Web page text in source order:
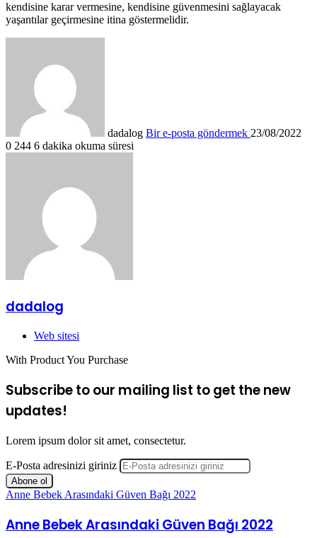
kendisine karar vermesine, kendisine güvenmesini sağlayacak
yaşantılar geçirmesine itina göstermelidir.
dadalog Bir e-posta göndermek 23/08/2022
0 244 6 dakika okuma süresi
dadalog
Web sitesi
With Product You Purchase
Subscribe to our mailing list to get the new
updates!
Lorem ipsum dolor sit amet, consectetur.
E-Posta adresinizi giriniz
Anne Bebek Arasındaki Güven Bağı 2022
Anne Bebek Arasındaki Güven Bağı 2022